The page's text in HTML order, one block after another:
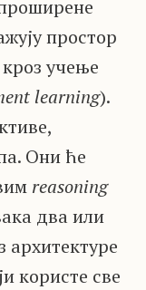
простор
учење
learning).
Они ће
reasoning
два или
архитектуре
користе све